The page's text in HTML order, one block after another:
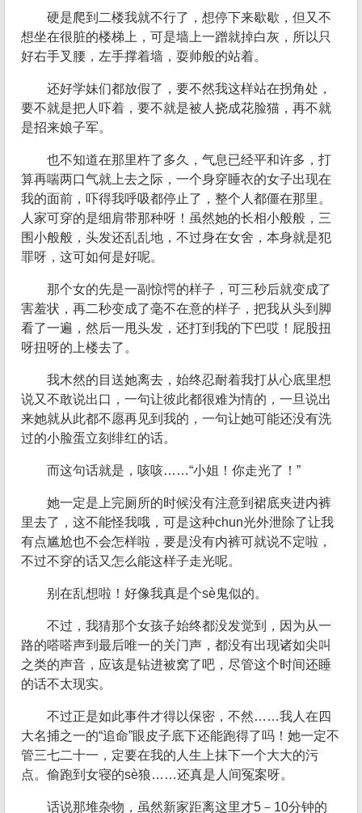
硬是爬到二楼我就不行了，想停下来歇歇，但又不
想坐在很脏的楼梯上，可是墙上一蹭就掉白灰，所以只
好右手叉腰，左手撑着墙，耍帅般的站着。
还好学妹们都放假了，要不然我这样站在拐角处，
要不就是把人吓着，要不就是被人挠成花脸猫，再不就
是招来娘子军。
也不知道在那里杵了多久，气息已经平和许多，打
算再喘两口气就上去之际，一个身穿睡衣的女子出现在
我的面前，吓得我呼吸都停止了，整个人都僵在那里。
人家可穿的是细肩带那种呀！虽然她的长相小般般，三
围小般般，头发还乱乱地，不过身在女舍，本身就是犯
罪呀，这可如何是好呢。
那个女的先是一副惊愕的样子，可三秒后就变成了
害羞状，再二秒变成了毫不在意的样子，把我从头到脚
看了一遍，然后一甩头发，还打到我的下巴哎！屁股扭
呀扭呀的上楼去了。
我木然的目送她离去，始终忍耐着我打从心底里想
说又不敢说出口，一句让彼此都很难为情的，一旦说出
来她就从此都不愿再见到我的，一句让她可能还没有洗
过的小脸蛋立刻绯红的话。
而这句话就是，咳咳……“小姐！你走光了！”
她一定是上完厕所的时候没有注意到裙底夹进内裤
里去了，这不能怪我哦，可是这种chun光外泄除了让我
有点尴尬也不会怎样啦，要是没有内裤可就说不定啦，
不过不穿的话又怎么能这样子走光呢。
别在乱想啦！好像我真是个sè鬼似的。
不过，我猜那个女孩子始终都没发觉到，因为从一
路的嗒嗒声到最后唯一的关门声，都没有出现诸如尖叫
之类的声音，应该是钻进被窝了吧，尽管这个时间还睡
的话不太现实。
不过正是如此事件才得以保密，不然……我人在四
大名捕之一的“追命”眼皮子底下还能跑得了吗！她一定不
管三七二十一，定要在我的人生上抹下一个大大的污
点。偷跑到女寝的sè狼……还真是人间冤案呀。
话说那堆杂物，虽然新家距离这里才5－10分钟的